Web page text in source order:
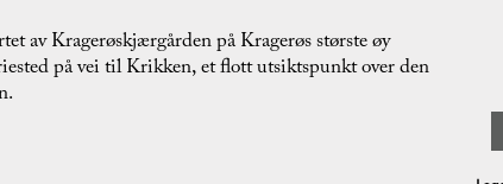
av Kragerøskjærgården på Kragerøs største øy
på vei til Krikken, et flott utsiktspunkt over den